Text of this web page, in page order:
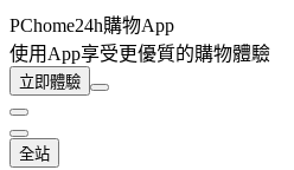
PChome24h購物App
使用App享受更優質的購物體驗
立即體驗
全站